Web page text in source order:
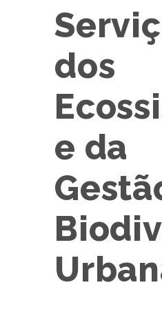
dos
e da